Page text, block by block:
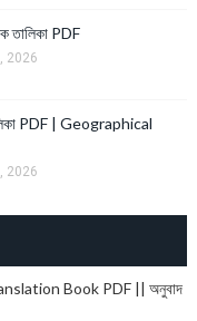
তালিকা PDF
2026
PDF | Geographical
2026
Book PDF || অনুবাদ